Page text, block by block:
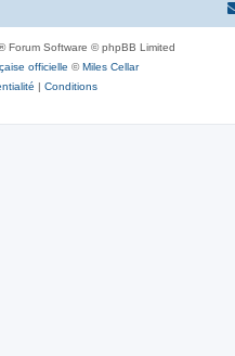
Forum Software © phpBB Limited
officielle ©Miles Cellar
| Conditions